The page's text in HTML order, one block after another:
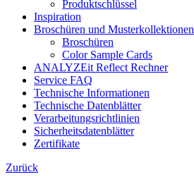
Produktschlüssel
Inspiration
Broschüren und Musterkollektionen
Broschüren
Color Sample Cards
ANALYZEit Reflect Rechner
Service FAQ
Technische Informationen
Technische Datenblätter
Verarbeitungsrichtlinien
Sicherheitsdatenblätter
Zertifikate
Zurück